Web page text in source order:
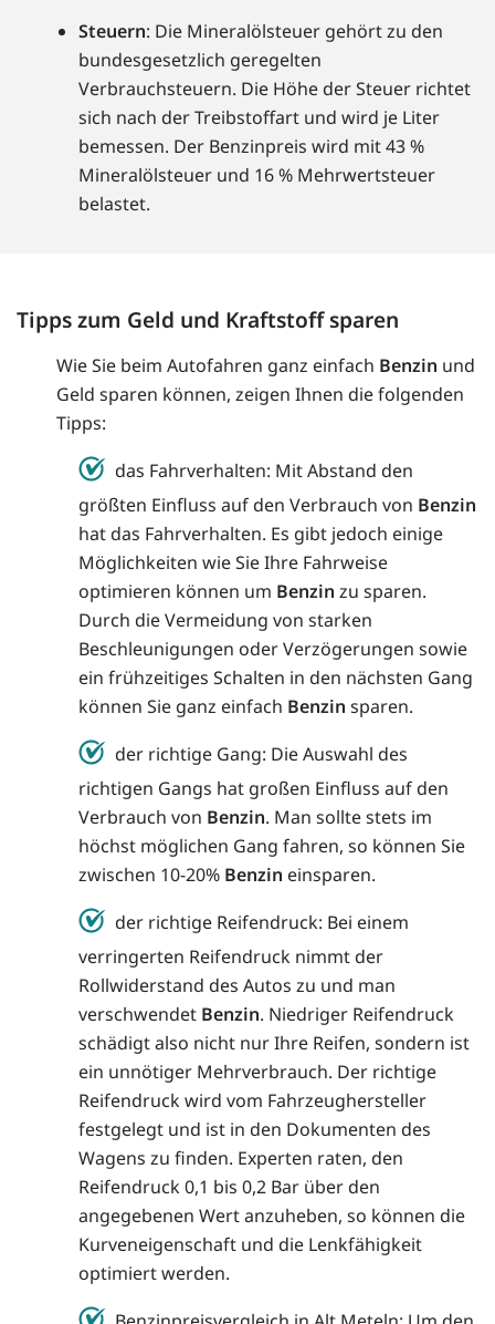
Steuern: Die Mineralölsteuer gehört zu den
bundesgesetzlich geregelten
Verbrauchsteuern. Die Höhe der Steuer richtet
sich nach der Treibstoffart und wird je Liter
bemessen. Der Benzinpreis wird mit 43 %
Mineralölsteuer und 16 % Mehrwertsteuer
belastet.
Tipps zum Geld und Kraftstoff sparen
Wie Sie beim Autofahren ganz einfach Benzin und
Geld sparen können, zeigen Ihnen die folgenden
Tipps:
das Fahrverhalten: Mit Abstand den
größten Einfluss auf den Verbrauch von Benzin
hat das Fahrverhalten. Es gibt jedoch einige
Möglichkeiten wie Sie Ihre Fahrweise
optimieren können um Benzin zu sparen.
Durch die Vermeidung von starken
Beschleunigungen oder Verzögerungen sowie
ein frühzeitiges Schalten in den nächsten Gang
können Sie ganz einfach Benzin sparen.
der richtige Gang: Die Auswahl des
richtigen Gangs hat großen Einfluss auf den
Verbrauch von Benzin. Man sollte stets im
höchst möglichen Gang fahren, so können Sie
zwischen 10-20% Benzin einsparen.
der richtige Reifendruck: Bei einem
verringerten Reifendruck nimmt der
Rollwiderstand des Autos zu und man
verschwendet Benzin. Niedriger Reifendruck
schädigt also nicht nur Ihre Reifen, sondern ist
ein unnötiger Mehrverbrauch. Der richtige
Reifendruck wird vom Fahrzeughersteller
festgelegt und ist in den Dokumenten des
Wagens zu finden. Experten raten, den
Reifendruck 0,1 bis 0,2 Bar über den
angegebenen Wert anzuheben, so können die
Kurveneigenschaft und die Lenkfähigkeit
optimiert werden.